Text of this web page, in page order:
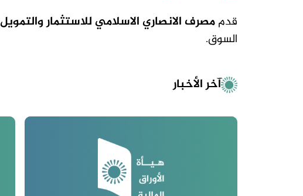
قدممصرف الانصاري الاسلامي للاستثمار والتمويل
السوق.
آخر الأخبار